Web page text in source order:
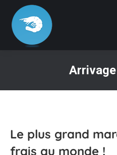
Le plus grand
frais au monde !